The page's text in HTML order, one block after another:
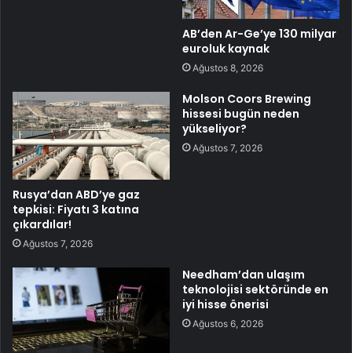
AB’den Ar-Ge’ye 130 milyar
euroluk kaynak
Ağustos 8, 2026
Rusya’dan ABD’ye gaz
tepkisi: Fiyatı 3 katına
çıkardılar!
Ağustos 7, 2026
Molson Coors Brewing
hissesi bugün neden
yükseliyor?
Ağustos 7, 2026
Needham’dan ulaşım
teknolojisi sektöründe en
iyi hisse önerisi
Ağustos 6, 2026